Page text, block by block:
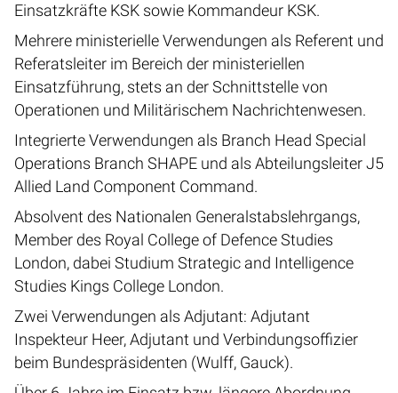
Einsatzkräfte KSK sowie Kommandeur KSK.
Mehrere ministerielle Verwendungen als Referent und
Referatsleiter im Bereich der ministeriellen
Einsatzführung, stets an der Schnittstelle von
Operationen und Militärischem Nachrichtenwesen.
Integrierte Verwendungen als Branch Head Special
Operations Branch SHAPE und als Abteilungsleiter J5
Allied Land Component Command.
Absolvent des Nationalen Generalstabslehrgangs,
Member des Royal College of Defence Studies
London, dabei Studium Strategic and Intelligence
Studies Kings College London.
Zwei Verwendungen als Adjutant: Adjutant
Inspekteur Heer, Adjutant und Verbindungsoffizier
beim Bundespräsidenten (Wulff, Gauck).